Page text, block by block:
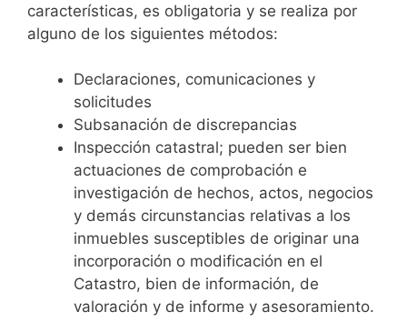
características, es obligatoria y se realiza por
alguno de los siguientes métodos:
Declaraciones, comunicaciones y
solicitudes
Subsanación de discrepancias
Inspección catastral; pueden ser bien
actuaciones de comprobación e
investigación de hechos, actos, negocios
y demás circunstancias relativas a los
inmuebles susceptibles de originar una
incorporación o modificación en el
Catastro, bien de información, de
valoración y de informe y asesoramiento.